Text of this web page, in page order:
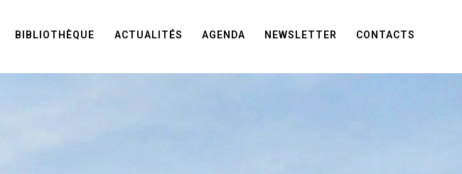
BIBLIOTHÈQUE ACTUALITÉS AGENDA NEWSLETTER CONTACTS